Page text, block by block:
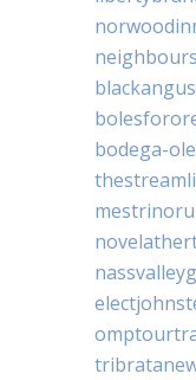
bodega-